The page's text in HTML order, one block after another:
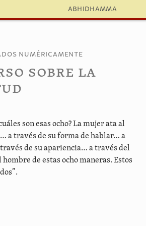
Abhidhamma
numéricamente
sobre la
son esas ocho? La mujer ata al
a través de su forma de hablar… a
de su apariencia… a través del
de estas ocho maneras. Estos